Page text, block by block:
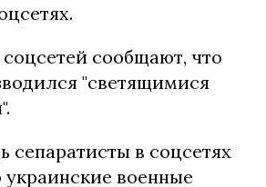
сообщают, что
"светящимися
сепаратисты в соцсетях
военные